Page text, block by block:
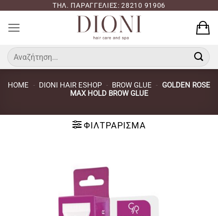
περιεχόμενο
ΤΗΛ. ΠΑΡΑΓΓΕΛΙΕΣ: 28210 91906
Αναζήτηση
για:
HOME - DIONI HAIR ESHOP - BROW GLUE - GOLDEN ROSE
MAX HOLD BROW GLUE
ΦΙΛΤΡΆΡΙΣΜΑ